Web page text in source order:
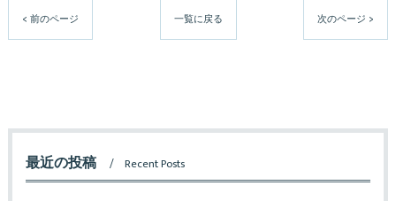
< 前のページ 一覧に戻る 次のページ >
最近の投稿 Recent Posts